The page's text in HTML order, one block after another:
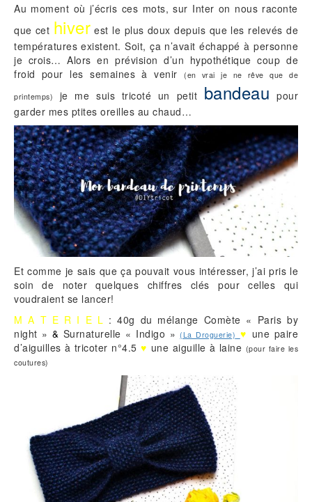
Au moment où j’écris ces mots, sur Inter on nous raconte
que cet hiver est le plus doux depuis que les relevés de
températures existent. Soit, ça n’avait échappé à personne
je crois… Alors en prévision d’un hypothétique coup de
froid pour les semaines à venir
(en vrai je ne rêve que de
printemps) je me suis tricoté un petit bandeau pour
garder mes ptites oreilles au chaud…
Et comme je sais que ça pouvait vous intéresser, j’ai pris le
soin de noter quelques chiffres clés pour celles qui
voudraient se lancer!
M A T E R I E L : 40g du mélange Comète « Paris by
night » & Surnaturelle « Indigo »(La Droguerie) ♥ une paire
d’aiguilles à tricoter n°4.5 ♥ une aiguille à laine (pour faire les
coutures)